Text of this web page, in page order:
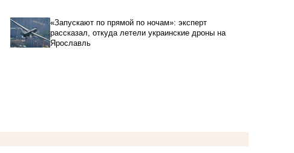
«Запускают по прямой по ночам»: эксперт
рассказал, откуда летели украинские дроны на
Ярославль